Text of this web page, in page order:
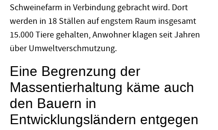
Schweinefarm in Verbindung gebracht wird. Dort
werden in 18 Ställen auf engstem Raum insgesamt
15.000 Tiere gehalten, Anwohner klagen seit Jahren
über Umweltverschmutzung.
Eine Begrenzung der
Massentierhaltung käme auch
den Bauern in
Entwicklungsländern entgegen